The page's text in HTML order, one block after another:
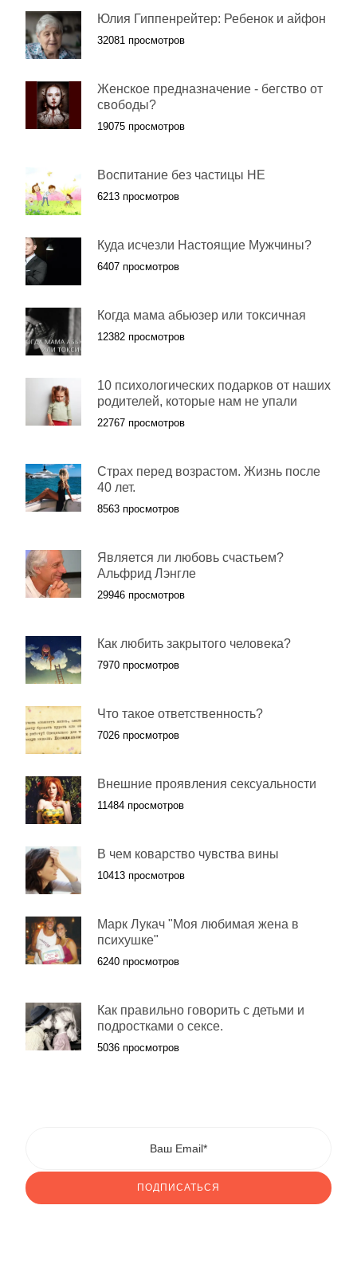
Юлия Гиппенрейтер: Ребенок и айфон
32081 просмотров
Женское предназначение - бегство от
свободы?
19075 просмотров
Воспитание без частицы НЕ
6213 просмотров
Куда исчезли Настоящие Мужчины?
6407 просмотров
Когда мама абьюзер или токсичная
12382 просмотров
10 психологических подарков от наших
родителей, которые нам не упали
22767 просмотров
Страх перед возрастом. Жизнь после
40 лет.
8563 просмотров
Является ли любовь счастьем?
Альфрид Лэнгле
29946 просмотров
Как любить закрытого человека?
7970 просмотров
Что такое ответственность?
7026 просмотров
Внешние проявления сексуальности
11484 просмотров
В чем коварство чувства вины
10413 просмотров
Марк Лукач "Моя любимая жена в
психушке"
6240 просмотров
Как правильно говорить с детьми и
подростками о сексе.
5036 просмотров
ПОДПИСАТЬСЯ